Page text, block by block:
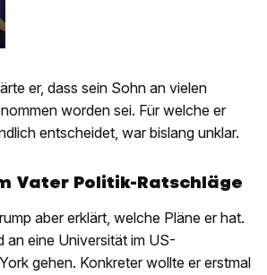
er, dass sein Sohn an vielen
worden sei. Für welche er
entscheidet, war bislang unklar.
Vater Politik-Ratschläge
aber erklärt, welche Pläne er hat.
an eine Universität im US-
gehen. Konkreter wollte er erstmal